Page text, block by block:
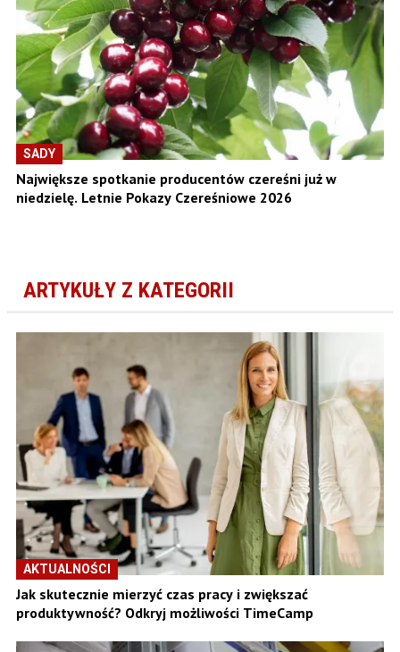
SADY
Największe spotkanie producentów czereśni już w
niedzielę. Letnie Pokazy Czereśniowe 2026
ARTYKUŁY Z KATEGORII
AKTUALNOŚCI
Jak skutecznie mierzyć czas pracy i zwiększać
produktywność? Odkryj możliwości TimeCamp